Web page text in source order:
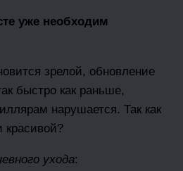
уже необходим
зрелой, обновление
быстро как раньше,
нарушается. Так как
красивой?
ухода: